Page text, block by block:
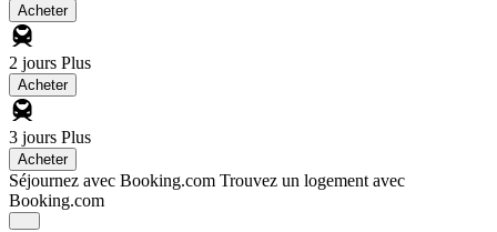
Acheter
2 jours Plus
Acheter
3 jours Plus
Acheter
Séjournez avec Booking.com Trouvez un logement avec
Booking.com